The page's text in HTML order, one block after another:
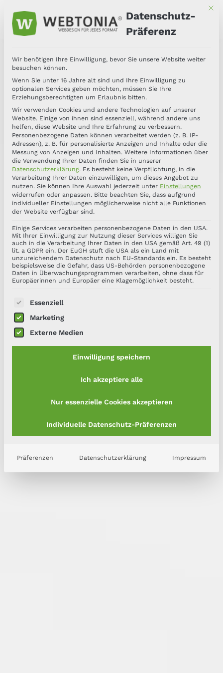
Mit
Datenschutz-
Präferenz
Wir benötigen Ihre Einwilligung, bevor Sie unsere Website weiter
besuchen können.
Wenn Sie unter 16 Jahre alt sind und Ihre Einwilligung zu
optionalen Services geben möchten, müssen Sie Ihre
Erziehungsberechtigten um Erlaubnis bitten.
Wir verwenden Cookies und andere Technologien auf unserer
Website. Einige von ihnen sind essenziell, während andere uns
helfen, diese Website und Ihre Erfahrung zu verbessern.
Personenbezogene Daten können verarbeitet werden (z. B. IP-
Adressen), z. B. für personalisierte Anzeigen und Inhalte oder die
Messung von Anzeigen und Inhalten. Weitere Informationen über
die Verwendung Ihrer Daten finden Sie in unserer
Datenschutzerklärung. Es besteht keine Verpflichtung, in die
Verarbeitung Ihrer Daten einzuwilligen, um dieses Angebot zu
nutzen. Sie können Ihre Auswahl jederzeit unter Einstellungen
widerrufen oder anpassen. Bitte beachten Sie, dass aufgrund
individueller Einstellungen möglicherweise nicht alle Funktionen
der Website verfügbar sind.
Einige Services verarbeiten personenbezogene Daten in den USA.
Mit Ihrer Einwilligung zur Nutzung dieser Services willigen Sie
auch in die Verarbeitung Ihrer Daten in den USA gemäß Art. 49 (1)
lit. a GDPR ein. Der EuGH stuft die USA als ein Land mit
unzureichendem Datenschutz nach EU-Standards ein. Es besteht
beispielsweise die Gefahr, dass US-Behörden personenbezogene
Daten in Überwachungsprogrammen verarbeiten, ohne dass für
Europäerinnen und Europäer eine Klagemöglichkeit besteht.
Es folgt eine Liste der Service-Gruppen, für
Essenziell
Marketing
Externe Medien
Einwilligung speichern
Ich akzeptiere alle
Nur essenzielle Cookies akzeptieren
Individuelle Datenschutz-Präferenzen
Präferenzen Datenschutzerklärung Impressum